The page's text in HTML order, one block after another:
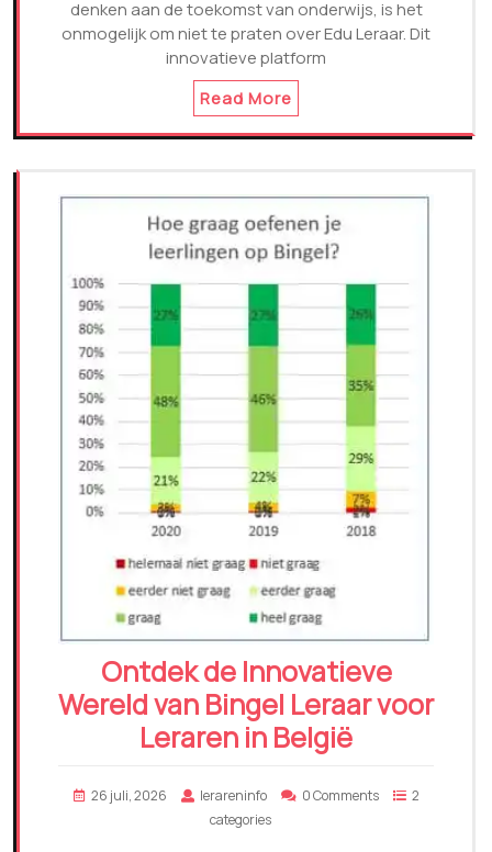
denken aan de toekomst van onderwijs, is het
onmogelijk om niet te praten over Edu Leraar. Dit
innovatieve platform
Read More
Ontdek de Innovatieve
Wereld van Bingel Leraar voor
Leraren in België
26 juli, 2026 lerareninfo 0 Comments
2
categories